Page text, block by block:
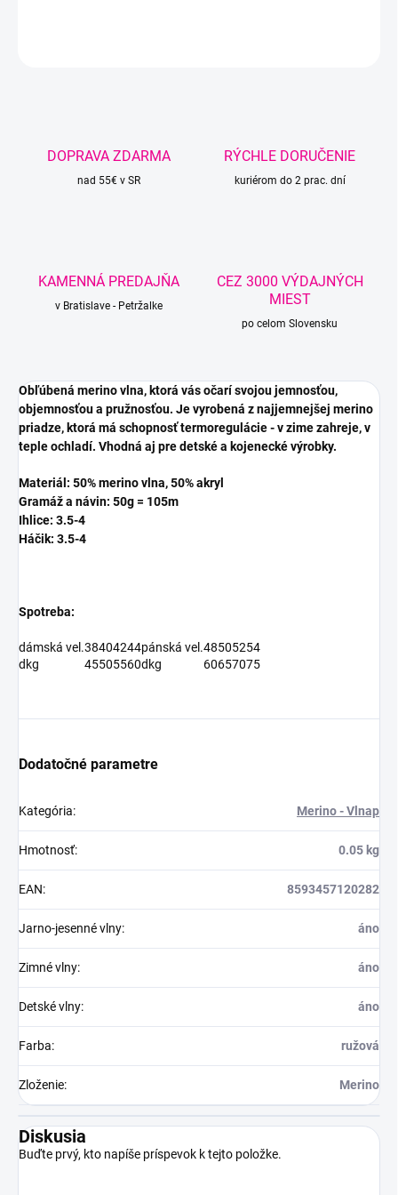
DOPRAVA ZDARMA
nad 55€ v SR
RÝCHLE DORUČENIE
kuriérom do 2 prac. dní
KAMENNÁ PREDAJŇA
v Bratislave - Petržalke
CEZ 3000 VÝDAJNÝCH
MIEST
po celom Slovensku
Obľúbená merino vlna, ktorá vás očarí svojou jemnosťou,
objemnosťou a pružnosťou. Je vyrobená z najjemnejšej merino
priadze, ktorá má schopnosť termoregulácie - v zime zahreje, v
teple ochladí. Vhodná aj pre detské a kojenecké výrobky.
Materiál: 50% merino vlna, 50% akryl
Gramáž a návin: 50g = 105m
Ihlice: 3.5-4
Háčik: 3.5-4
Spotreba:
dámská vel.38404244pánská vel.48505254
dkg
45505560dkg 60657075
Dodatočné parametre
Kategória: Merino - Vlnap
Hmotnosť: 0.05 kg
EAN: 8593457120282
Jarno-jesenné vlny: áno
Zimné vlny: áno
Detské vlny: áno
Farba: ružová
Zloženie: Merino
Diskusia
Buďte prvý, kto napíše príspevok k tejto položke.